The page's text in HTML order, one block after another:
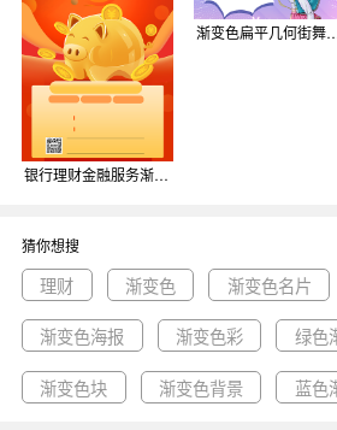
银行理财金融服务渐变色宣传海报背景
渐变色扁平几何街舞社招
猜你想搜
理财 渐变色 渐变色名片
渐变色海报 渐变色彩 绿色
渐变色块 渐变色背景 蓝色